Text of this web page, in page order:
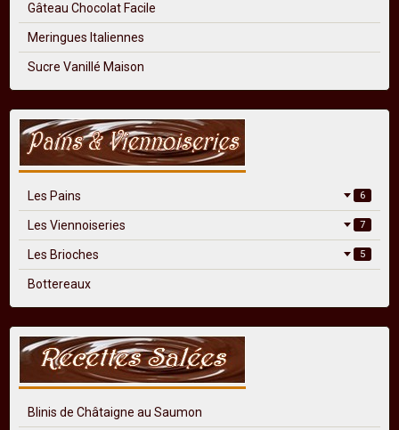
Gâteau Chocolat Facile
Meringues Italiennes
Sucre Vanillé Maison
Les Pains 6
Les Viennoiseries 7
Les Brioches 5
Bottereaux
Blinis de Châtaigne au Saumon